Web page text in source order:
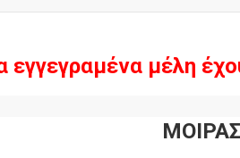
εγγεγραμένα μέλη